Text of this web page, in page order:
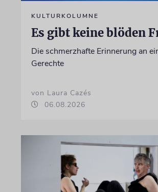
KULTURKOLUMNE
Es gibt keine blöden
Die schmerzhafte Erinnerung an
Gerechte
von Laura Cazés
06.08.2026